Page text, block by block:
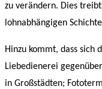
zu verändern. Dies
lohnabhängigen
Hinzu kommt, dass sich
Liebedienerei
in Großstädten;